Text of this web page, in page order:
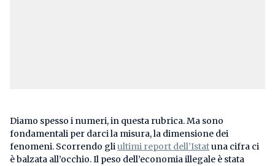
Diamo spesso i numeri, in questa rubrica. Ma sono
fondamentali per darci la misura, la dimensione dei
fenomeni. Scorrendo gliultimi report dell’Istatuna cifra ci
è balzata all’occhio. Il peso dell’economia illegale è stata